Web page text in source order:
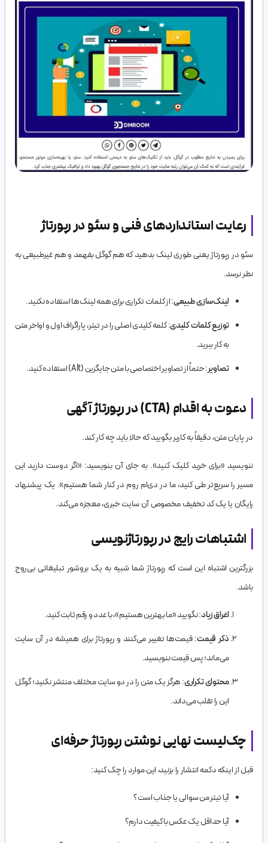
رعایت استانداردهای فنی و سئو در رپورتاژ
سئو در رپورتاژ یعنی طوری لینک بدهید که هم گوگل بفهمد و هم غیرطبیعی به
نظر نرسد.
لینک‌سازی طبیعی: از کلمات تکراری برای همه لینک‌ها استفاده نکنید.
توزیع کلمات کلیدی: کلمه کلیدی اصلی را در تیتر، پاراگراف اول و اواخر متن
به کار ببرید.
تصاویر: حتماً از تصاویر اختصاصی با متن جایگزین (Alt) استفاده کنید.
دعوت به اقدام (CTA) در رپورتاژ آگهی
در پایان متن، دقیقاً به کاربر بگویید که حالا باید چه کار کند.
ننویسید «برای خرید کلیک کنید». به جای آن بنویسید: «اگر دوست دارید این
مسیر را سریع‌تر طی کنید، ما در دی‌ام روم در کنار شما هستیم». یک پیشنهاد
رایگان یا یک کد تخفیف مخصوص آن سایت خبری، معجزه می‌کند.
اشتباهات رایج در رپورتاژنویسی
بزرگترین اشتباه این است که رپورتاژ شما شبیه به یک بروشور تبلیغاتی بی‌روح
باشد.
اغراق زیاد: نگویید «ما بهترین هستیم»، با عدد و رقم ثابت کنید.
ذکر قیمت: قیمت‌ها تغییر می‌کنند و رپورتاژ برای همیشه در آن سایت
می‌ماند؛ پس قیمت ننویسید.
محتوای تکراری: هرگز یک متن را در دو سایت مختلف منتشر نکنید؛ گوگل
این را تقلب می‌داند.
چک‌لیست نهایی نوشتن رپورتاژ حرفه‌ای
قبل از اینکه دکمه انتشار را بزنید، این موارد را چک کنید:
آیا تیتر من سوالی یا جذاب است؟
آیا حداقل یک عکس با کیفیت دارم؟